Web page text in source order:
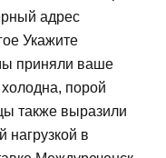
адрес
Укажите
приняли ваше
порой
также выразили
нагрузкой в